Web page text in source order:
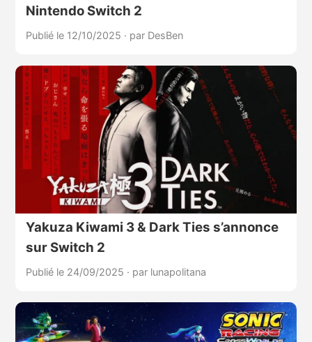
Nintendo Switch 2
Publié le 12/10/2025 · par DesBen
Yakuza Kiwami 3 & Dark Ties s’annonce
sur Switch 2
Publié le 24/09/2025 · par lunapolitana